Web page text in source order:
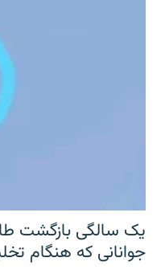
یک سالگی بازگشت
جوانانی که هنگام